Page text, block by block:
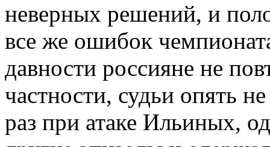
неверных решений, и
все же ошибок
давности россияне не
частности, судьи опять
раз при атаке Ильиных,